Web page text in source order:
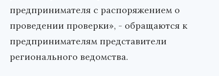
предпринимателя с распоряжением о
проведении проверки», - обращаются к
предпринимателям представители
регионального ведомства.